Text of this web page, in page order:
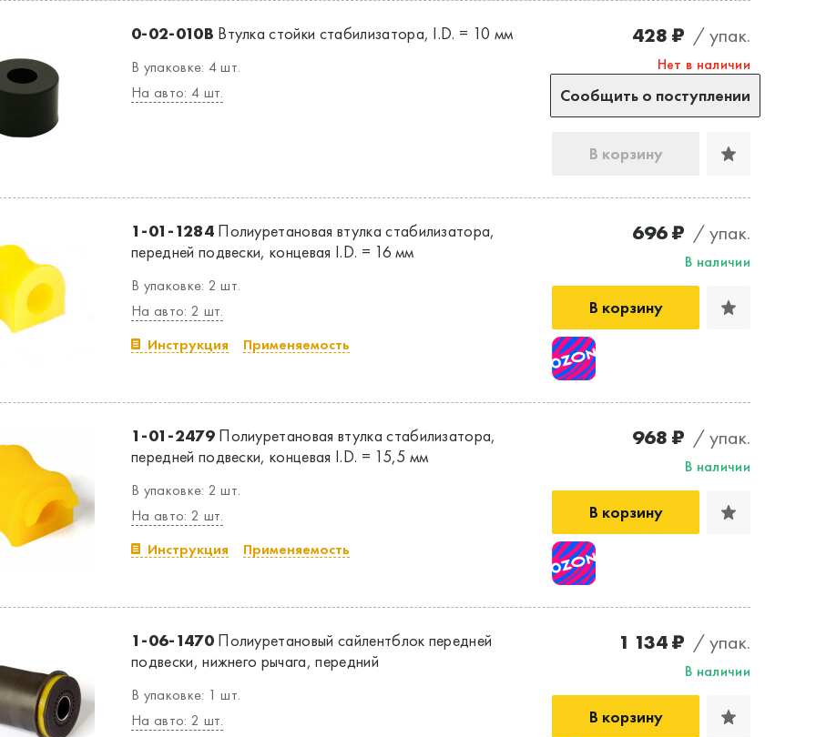
0-02-010B Втулка стойки стабилизатора, I.D. = 10 мм
В упаковке: 4 шт.
На авто: 4 шт.
428 ₽ / упак.
Нет в наличии
Сообщить о поступлении
В корзину
1-01-1284Полиуретановая втулка стабилизатора,
передней подвески, концевая I.D. = 16 мм
В упаковке: 2 шт.
На авто: 2 шт.
Инструкция
Применяемость
696 ₽ / упак.
В наличии
В корзину
1-01-2479Полиуретановая втулка стабилизатора,
передней подвески, концевая I.D. = 15,5 мм
В упаковке: 2 шт.
На авто: 2 шт.
Инструкция
Применяемость
968 ₽ / упак.
В наличии
В корзину
1-06-1470Полиуретановый сайлентблок передней
подвески, нижнего рычага, передний
В упаковке: 1 шт.
На авто: 2 шт.
1 134 ₽ / упак.
В наличии
В корзину